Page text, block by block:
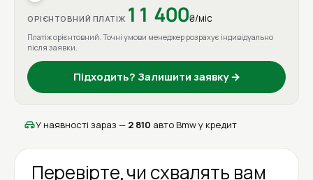
ОРІЄНТОВНИЙ ПЛАТІЖ 11 400₴/міс
Платіж орієнтовний. Точні умови менеджер розрахує індивідуально
після заявки.
Підходить? Залишити заявку →
У наявності зараз — 2 810 авто Bmw у кредит
Перевірте, чи схвалять вам